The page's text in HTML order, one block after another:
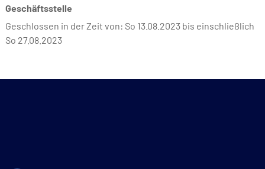
Geschäftsstelle
Geschlossen in der Zeit von: So 13.08.2023 bis einschließlich
So 27.08.2023